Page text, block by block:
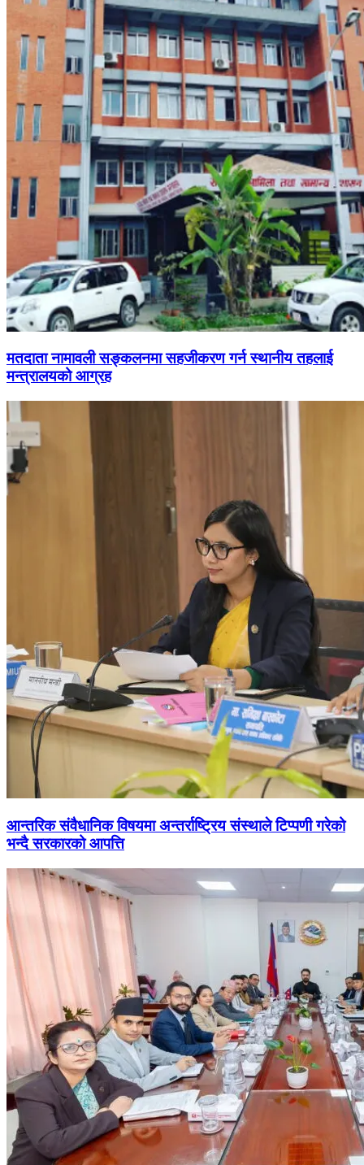
मतदाता नामावली सङ्कलनमा सहजीकरण गर्न स्थानीय तहलाई
मन्त्रालयको आग्रह
आन्तरिक संवैधानिक विषयमा अन्तर्राष्ट्रिय संस्थाले टिप्पणी गरेको
भन्दै सरकारको आपत्ति